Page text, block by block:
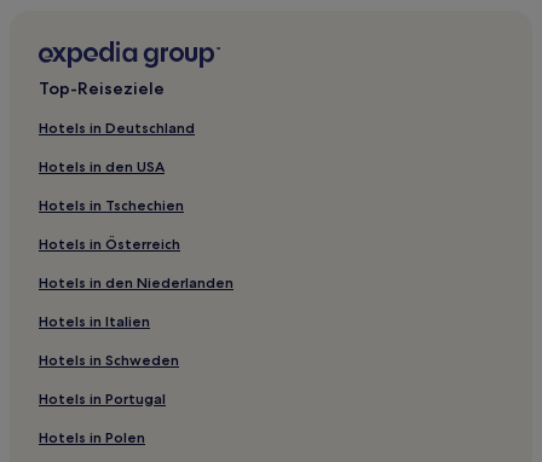
Hotels nahe Avenue France Gwanggyo
Hwaseong Hotels
Osan Hotels
Gyeonggi: Hotels
Hotels nahe Stadion Suwon
Anyang Hotels
Hotels nahe Festung Namhansanseong
Pungdeokcheon-Dong: Hotels
Hotels nahe KBS Suwon Studio
Hotels nahe Station Pangyo
Ingye-Dong: Hotels
Top-Reiseziele
Hotels in Deutschland
Hotels in den USA
Hotels in Tschechien
Hotels in Österreich
Hotels in den Niederlanden
Hotels in Italien
Hotels in Schweden
Hotels in Portugal
Hotels in Polen